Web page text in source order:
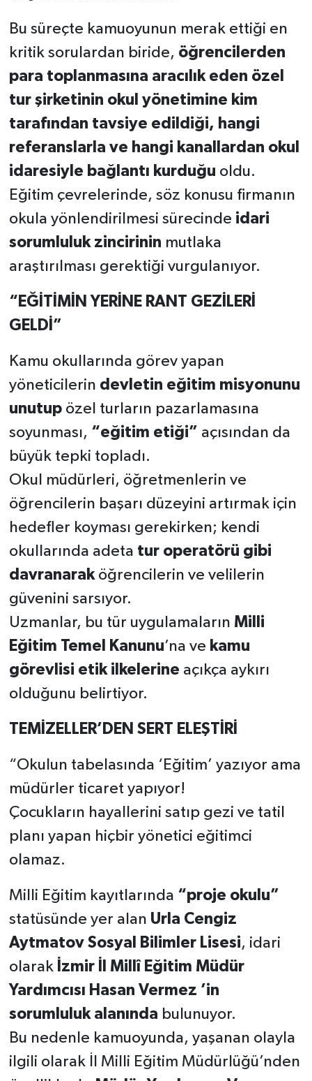
Bu süreçte kamuoyunun merak ettiği en
kritik sorulardan biride, öğrencilerden
para toplanmasına aracılık eden özel
tur şirketinin okul yönetimine kim
tarafından tavsiye edildiği, hangi
referanslarla ve hangi kanallardan okul
idaresiyle bağlantı kurduğu oldu.
Eğitim çevrelerinde, söz konusu firmanın
okula yönlendirilmesi sürecinde idari
sorumluluk zincirinin mutlaka
araştırılması gerektiği vurgulanıyor.
“EĞİTİMİN YERİNE RANT GEZİLERİ
GELDİ”
Kamu okullarında görev yapan
yöneticilerin devletin eğitim misyonunu
unutupözel turların pazarlamasına
soyunması, “eğitim etiği” açısından da
büyük tepki topladı.
Okul müdürleri, öğretmenlerin ve
öğrencilerin başarı düzeyini artırmak için
hedefler koyması gerekirken; kendi
okullarında adeta tur operatörü gibi
davranaraköğrencilerin ve velilerin
güvenini sarsıyor.
Uzmanlar, bu tür uygulamaların Milli
Eğitim Temel Kanunu’na ve kamu
görevlisi etik ilkelerine açıkça aykırı
olduğunu belirtiyor.
TEMİZELLER’DEN SERT ELEŞTİRİ
“Okulun tabelasında ‘Eğitim’ yazıyor ama
müdürler ticaret yapıyor!
Çocukların hayallerini satıp gezi ve tatil
planı yapan hiçbir yönetici eğitimci
olamaz.
Milli Eğitim kayıtlarında “proje okulu”
statüsünde yer alan Urla Cengiz
Aytmatov Sosyal Bilimler Lisesi, idari
olarak İzmir İl Millî Eğitim Müdür
Yardımcısı Hasan Vermez ’in
sorumluluk alanında bulunuyor.
Bu nedenle kamuoyunda, yaşanan olayla
ilgili olarak İl Milli Eğitim Müdürlüğü’nden